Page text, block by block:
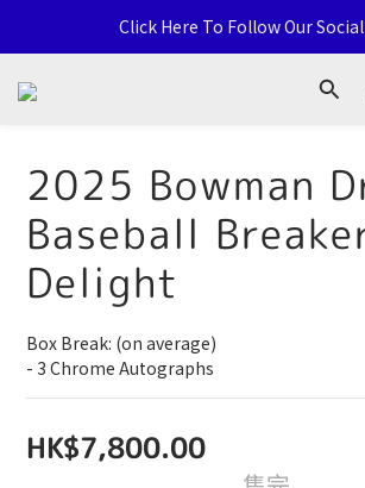
通用卡店 TCG & Sports Card 批發/零售
Click Here To Follow Our
荃灣西樓角路138-168號 荃豐中心
2025 Bowman
Baseball
Delight
Box Break: (on average)
- 3 Chrome Autographs
HK$7,800.00